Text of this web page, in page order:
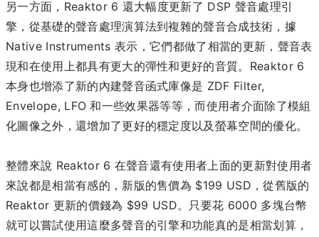
另一方面，Reaktor 6 還大幅度更新了 DSP 聲音處理引
擎，從基礎的聲音處理演算法到複雜的聲音合成技術，據
Native Instruments 表示，它們都做了相當的更新，聲音表
現和在使用上都具有更大的彈性和更好的音質。Reaktor 6
本身也增添了新的內建聲音函式庫像是 ZDF Filter,
Envelope, LFO 和一些效果器等等，而使用者介面除了模組
化圖像之外，還增加了更好的穩定度以及螢幕空間的優化。
整體來說 Reaktor 6 在聲音還有使用者上面的更新對使用者
來說都是相當有感的，新版的售價為 $199 USD，從舊版的
Reaktor 更新的價錢為 $99 USD。只要花 6000 多塊台幣
就可以嘗試使用這麼多聲音的引擎和功能真的是相當划算，